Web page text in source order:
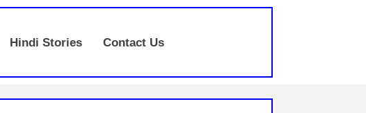
Hindi Stories Contact Us